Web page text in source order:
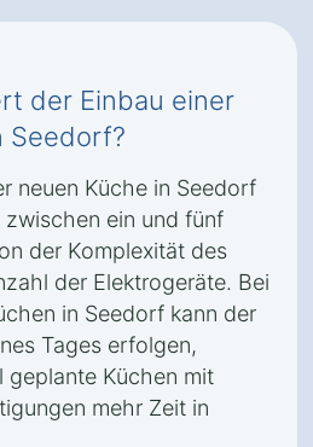
der Einbau einer
Seedorf?
neuen Küche in Seedorf
zwischen ein und fünf
der Komplexität des
der Elektrogeräte. Bei
in Seedorf kann der
Tages erfolgen,
geplante Küchen mit
mehr Zeit in